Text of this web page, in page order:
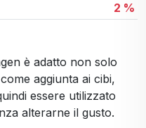
2 %
è adatto non solo
aggiunta ai cibi,
essere utilizzato
alterarne il gusto.